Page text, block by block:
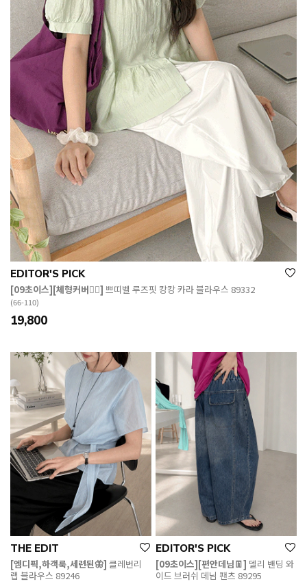
EDITOR'S PICK
[09초이스][체형커버👍🏻] 쁘띠벨 루즈핏 캉캉 카라 블라우스 89332
(66-110)
19,800
THE EDIT
[엠디픽,하객룩,세련된🦋] 클레번리
랩 블라우스 89246
EDITOR'S PICK
[09초이스][편안데님👖] 델리 밴딩 와
이드 브러쉬 데님 팬츠 89295